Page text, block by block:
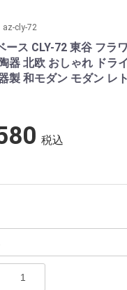
az-cly-72
ース CLY-72 東谷 フラ
器 北欧 おしゃれ ドラ
製 和モダン モダン レ
税込